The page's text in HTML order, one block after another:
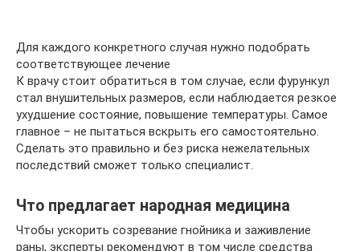
Для каждого конкретного случая нужно подобрать
соответствующее лечение
К врачу стоит обратиться в том случае, если фурункул
стал внушительных размеров, если наблюдается резкое
ухудшение состояние, повышение температуры. Самое
главное – не пытаться вскрыть его самостоятельно.
Сделать это правильно и без риска нежелательных
последствий сможет только специалист.
Что предлагает народная медицина
Чтобы ускорить созревание гнойника и заживление
раны, эксперты рекомендуют в том числе средства